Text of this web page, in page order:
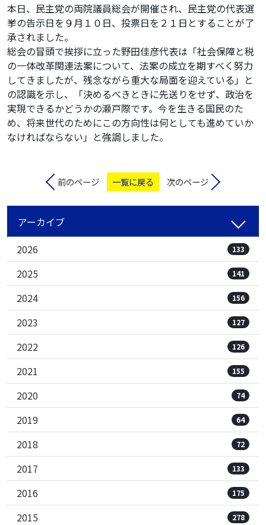
本日、民主党の両院議員総会が開催され、民主党の代表選
挙の告示日を９月１０日、投票日を２１日とすることが了
承されました。
総会の冒頭で挨拶に立った野田佳彦代表は「社会保障と税
の一体改革関連法案について、法案の成立を期すべく努力
してきましたが、残念ながら重大な局面を迎えている」と
の認識を示し、「決めるべきときに先送りをせず、政治を
実現できるかどうかの瀬戸際です。今を生きる国民のた
め、将来世代のためにこの方向性は何としても進めていか
なければならない」と強調しました。
前のページ 一覧に戻る 次のページ
アーカイブ
2026
133
2025 141
2024 156
2023 127
2022 126
2021 155
2020 74
2019 64
2018 72
2017 133
2016 175
2015 278